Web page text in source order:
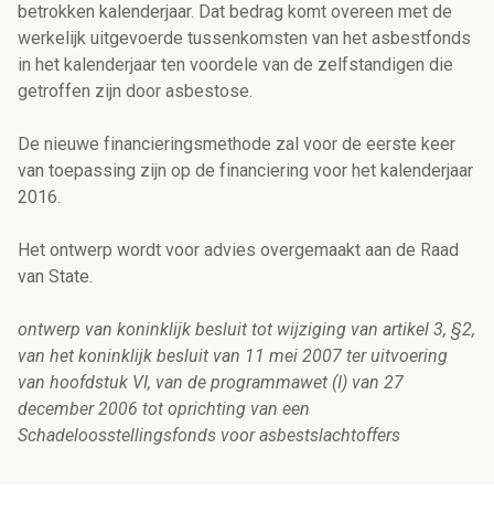
betrokken kalenderjaar. Dat bedrag komt overeen met de
werkelijk uitgevoerde tussenkomsten van het asbestfonds
in het kalenderjaar ten voordele van de zelfstandigen die
getroffen zijn door asbestose.
De nieuwe financieringsmethode zal voor de eerste keer
van toepassing zijn op de financiering voor het kalenderjaar
2016.
Het ontwerp wordt voor advies overgemaakt aan de Raad
van State.
ontwerp van koninklijk besluit tot wijziging van artikel 3, §2,
van het koninklijk besluit van 11 mei 2007 ter uitvoering
van hoofdstuk VI, van de programmawet (I) van 27
december 2006 tot oprichting van een
Schadeloosstellingsfonds voor asbestslachtoffers